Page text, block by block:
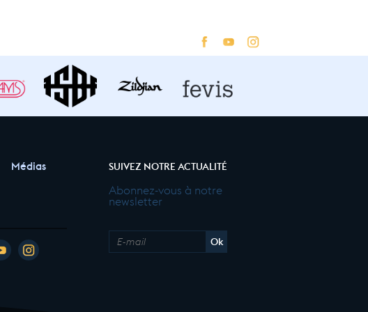
Médias SUIVEZ NOTRE ACTUALITÉ
Abonnez-vous à notre
newsletter